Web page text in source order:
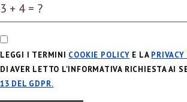
LEGGI I TERMINI COOKIE POLICY E LA
DI AVER LETTO L'INFORMATIVA RICHIESTA AI
13 DEL GDPR.